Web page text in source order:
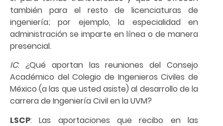
también para el resto de licenciaturas de
ingeniería; por ejemplo, la especialidad en
administración se imparte en línea o de manera
presencial.
IC: ¿Qué aportan las reuniones del Consejo
Académico del Colegio de Ingenieros Civiles de
México (a las que usted asiste) al desarrollo de la
carrera de Ingeniería Civil en la UVM?
LSCP: Las aportaciones que recibo en las